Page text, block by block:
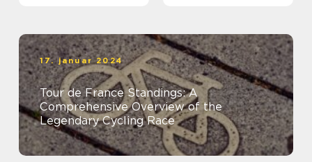
17. januar 2024
Tour de France Standings: A
Comprehensive Overview of the
Legendary Cycling Race